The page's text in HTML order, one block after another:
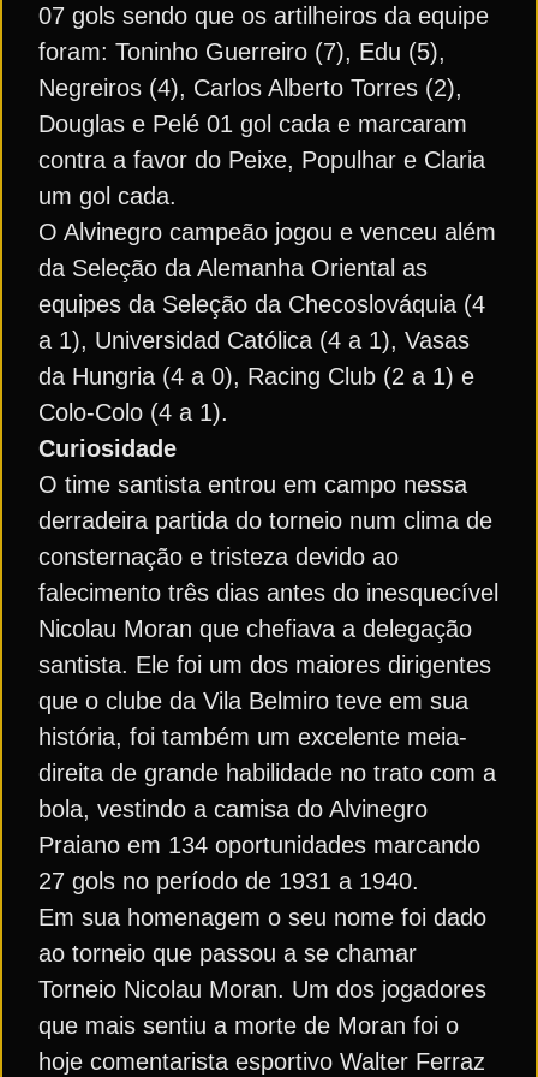
07 gols sendo que os artilheiros da equipe
foram: Toninho Guerreiro (7), Edu (5),
Negreiros (4), Carlos Alberto Torres (2),
Douglas e Pelé 01 gol cada e marcaram
contra a favor do Peixe, Populhar e Claria
um gol cada.
O Alvinegro campeão jogou e venceu além
da Seleção da Alemanha Oriental as
equipes da Seleção da Checoslováquia (4
a 1), Universidad Católica (4 a 1), Vasas
da Hungria (4 a 0), Racing Club (2 a 1) e
Colo-Colo (4 a 1).
Curiosidade
O time santista entrou em campo nessa
derradeira partida do torneio num clima de
consternação e tristeza devido ao
falecimento três dias antes do inesquecível
Nicolau Moran que chefiava a delegação
santista. Ele foi um dos maiores dirigentes
que o clube da Vila Belmiro teve em sua
história, foi também um excelente meia-
direita de grande habilidade no trato com a
bola, vestindo a camisa do Alvinegro
Praiano em 134 oportunidades marcando
27 gols no período de 1931 a 1940.
Em sua homenagem o seu nome foi dado
ao torneio que passou a se chamar
Torneio Nicolau Moran. Um dos jogadores
que mais sentiu a morte de Moran foi o
hoje comentarista esportivo Walter Ferraz